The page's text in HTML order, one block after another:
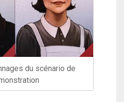
du scénario de